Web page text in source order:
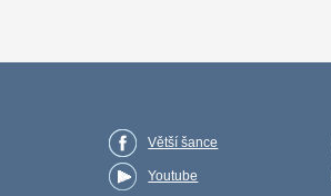
Větší šance
Youtube